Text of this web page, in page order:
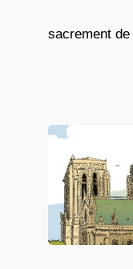
sacrement